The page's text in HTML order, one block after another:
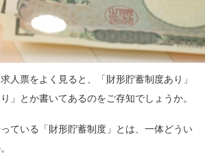
人票をよく見ると、「財形貯蓄制度あり」
」とか書いてあるのをご存知でしょうか。
ている「財形貯蓄制度」とは、一体どうい